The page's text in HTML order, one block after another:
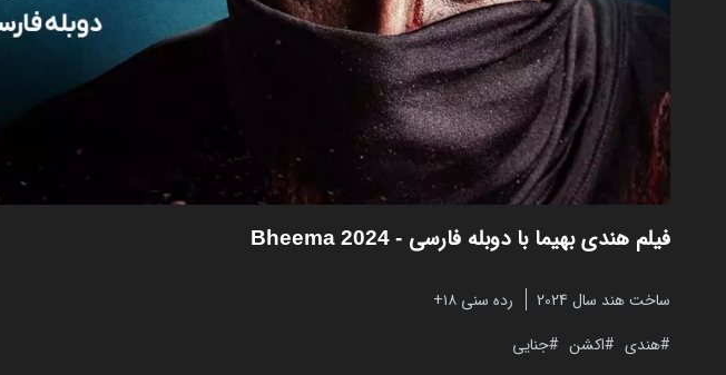
فیلم هندی بهیما با دوبله فارسی - Bheema 2024
ساخت هند سال 2024
رده سنی ۱۸+
هندی
اکشن جنایی